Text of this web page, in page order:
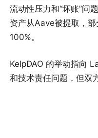
流动性压力和“坏账”问
资产从Aave被提取，
100%。
KelpDAO 的举动指向
和技术责任问题，但双